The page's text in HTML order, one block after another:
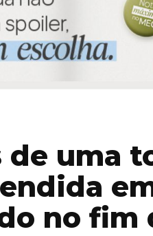
de uma
no fim